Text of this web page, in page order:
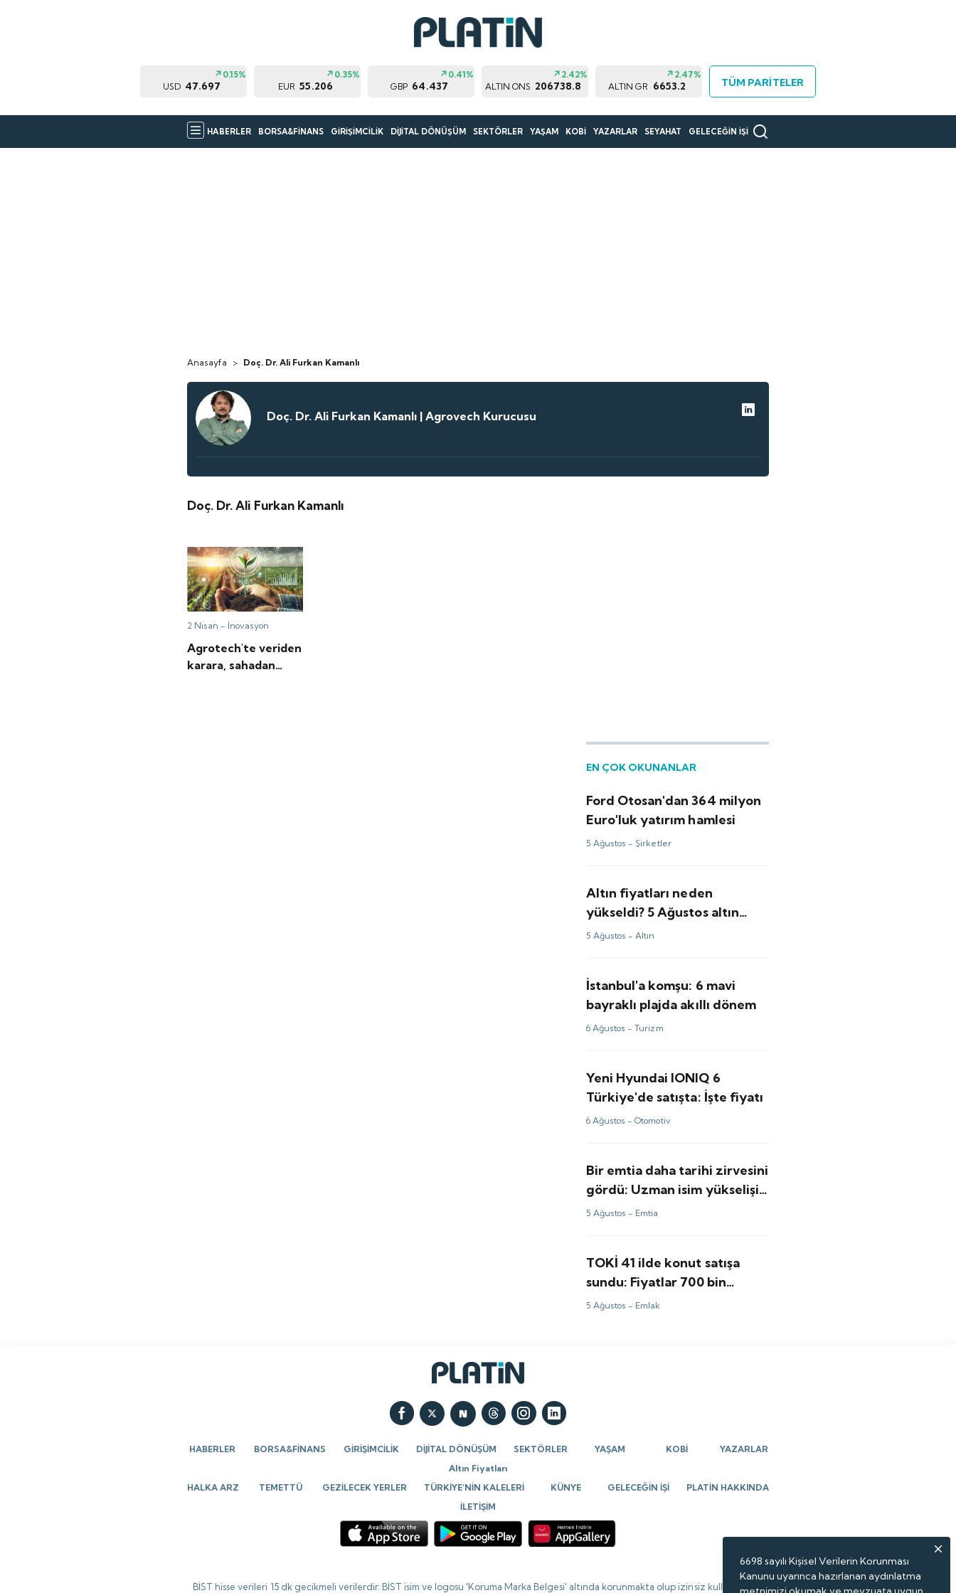
USD 47.697
0.15%
EUR 55.206
0.35%
GBP 64.437
0.41%
ALTIN ONS 206738.8
2.42%
ALTIN GR 6653.2
2.47%
TÜM PARİTELER
HABERLER BORSA&FİNANS GİRİŞİMCİLİK DİJİTAL DÖNÜŞÜM SEKTÖRLER YAŞAM KOBİ YAZARLAR SEYAHAT GELECEĞİN İŞİ
Anasayfa > Doç. Dr. Ali Furkan Kamanlı
Doç. Dr. Ali Furkan Kamanlı | Agrovech Kurucusu
Doç. Dr. Ali Furkan Kamanlı
2 Nisan - İnovasyon
Agrotech'te veriden
karara, sahadan
EN ÇOK OKUNANLAR
Ford Otosan'dan 364 milyon
Euro'luk yatırım hamlesi
5 Ağustos - Şirketler
Altın fiyatları neden
yükseldi? 5 Ağustos altın
analizi
5 Ağustos -Altın
İstanbul'a komşu: 6 mavi
bayraklı plajda akıllı dönem
6 Ağustos -Turizm
Yeni Hyundai IONIQ 6
Türkiye'de satışta: İşte fiyatı
6 Ağustos -Otomotiv
Bir emtia daha tarihi zirvesini
gördü: Uzman isim yükselişin
perde arkasını anlattı
5 Ağustos - Emtia
TOKİ 41 ilde konut satışa
sundu: Fiyatlar 700 bin
TL'den başlıyor
5 Ağustos - Emlak
HABERLER BORSA&FİNANS GİRİŞİMCİLİK DİJİTAL DÖNÜŞÜM SEKTÖRLER YAŞAM KOBİ
YAZARLAR
Altın Fiyatları
HALKA ARZ
TEMETTÜ GEZİLECEK YERLER TÜRKİYE’NİN KALELERİ KÜNYE GELECEĞİN İŞİ
PLATİN HAKKINDA
İLETİŞİM
BİST hisse verileri 15 dk gecikmeli verilerdir. BİST isim ve logosu 'Koruma Marka Belgesi' altında korunmakta olup izinsiz kullanılamaz,
6698 sayılı Kişisel Verilerin Korunması
Kanunu uyarınca hazırlanan aydınlatma